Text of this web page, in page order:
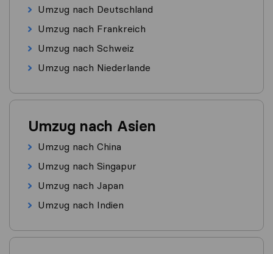
Umzug nach Deutschland
Umzug nach Frankreich
Umzug nach Schweiz
Umzug nach Niederlande
Umzug nach Asien
Umzug nach China
Umzug nach Singapur
Umzug nach Japan
Umzug nach Indien